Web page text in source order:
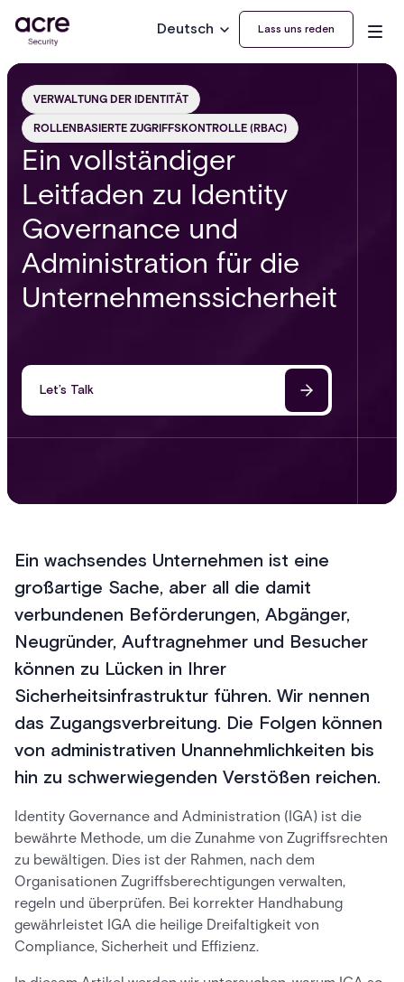
Deutsch Lass uns reden
VERWALTUNG DER IDENTITÄT
ROLLENBASIERTE ZUGRIFFSKONTROLLE (RBAC)
Ein vollständiger
Leitfaden zu Identity
Governance und
Administration für die
Unternehmenssicherheit
Let’s Talk
Ein wachsendes Unternehmen ist eine
großartige Sache, aber all die damit
verbundenen Beförderungen, Abgänger,
Neugründer, Auftragnehmer und Besucher
können zu Lücken in Ihrer
Sicherheitsinfrastruktur führen. Wir nennen
das Zugangsverbreitung. Die Folgen können
von administrativen Unannehmlichkeiten bis
hin zu schwerwiegenden Verstößen reichen.
Identity Governance and Administration (IGA) ist die
bewährte Methode, um die Zunahme von Zugriffsrechten
zu bewältigen. Dies ist der Rahmen, nach dem
Organisationen Zugriffsberechtigungen verwalten,
regeln und überprüfen. Bei korrekter Handhabung
gewährleistet IGA die heilige Dreifaltigkeit von
Compliance, Sicherheit und Effizienz.